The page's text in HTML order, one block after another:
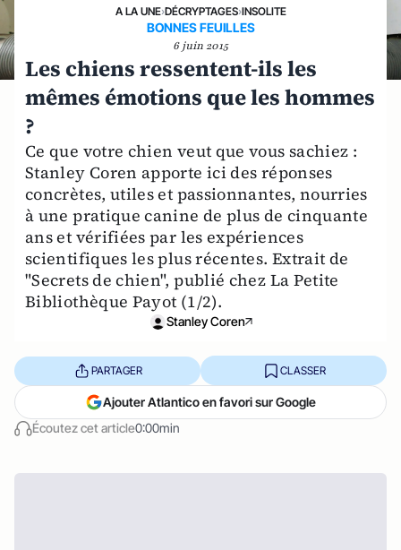
A LA UNE›DÉCRYPTAGES›INSOLITE
BONNES FEUILLES
6 juin 2015
Les chiens ressentent-ils les
mêmes émotions que les hommes
?
Ce que votre chien veut que vous sachiez :
Stanley Coren apporte ici des réponses
concrètes, utiles et passionnantes, nourries
à une pratique canine de plus de cinquante
ans et vérifiées par les expériences
scientifiques les plus récentes. Extrait de
"Secrets de chien", publié chez La Petite
Bibliothèque Payot (1/2).
Stanley Coren
Écoutez cet article0:00min
PARTAGER CLASSER
Ajouter Atlantico en favori sur Google